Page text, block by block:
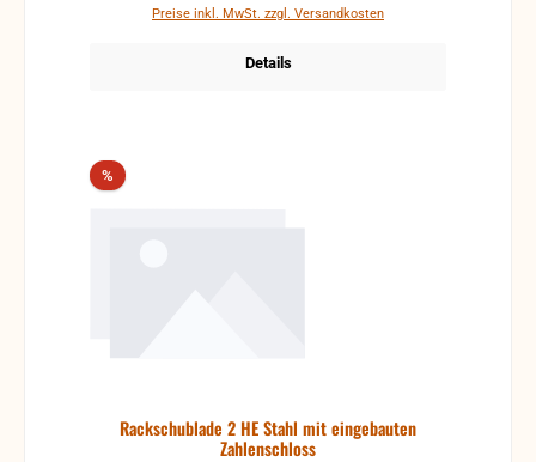
Preise inkl. MwSt. zzgl. Versandkosten
Details
%Rabatt
Rackschublade 2 HE Stahl mit eingebauten
Zahlenschloss